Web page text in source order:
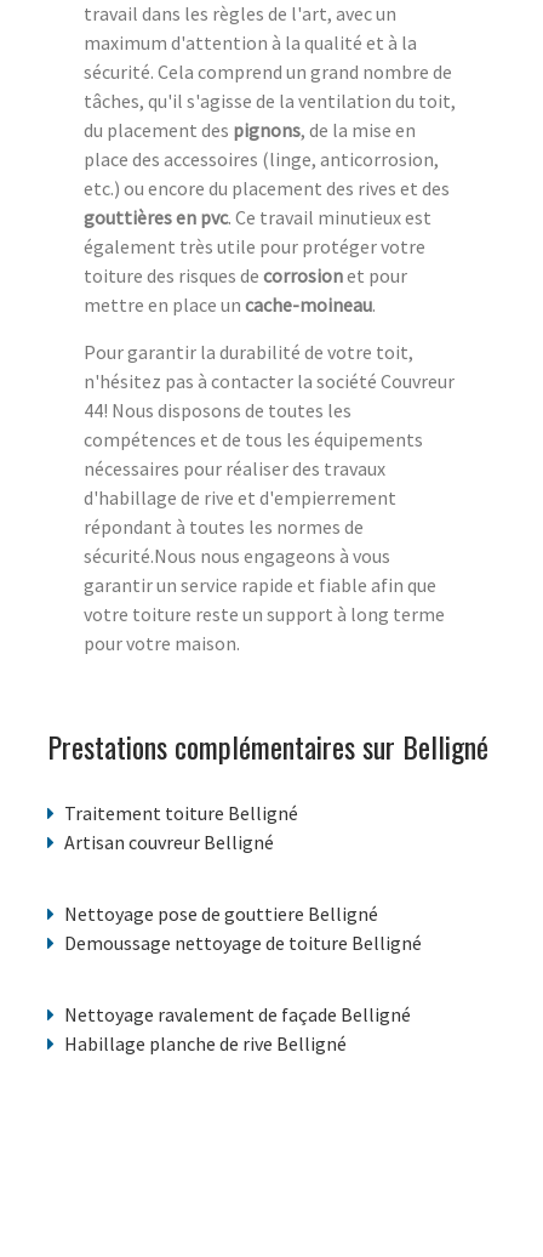
travail dans les règles de l'art, avec un
maximum d'attention à la qualité et à la
sécurité. Cela comprend un grand nombre de
tâches, qu'il s'agisse de la ventilation du toit,
du placement des pignons, de la mise en
place des accessoires (linge, anticorrosion,
etc.) ou encore du placement des rives et des
gouttières en pvc. Ce travail minutieux est
également très utile pour protéger votre
toiture des risques de corrosionet pour
mettre en place un cache-moineau.
Pour garantir la durabilité de votre toit,
n'hésitez pas à contacter la société Couvreur
44! Nous disposons de toutes les
compétences et de tous les équipements
nécessaires pour réaliser des travaux
d'habillage de rive et d'empierrement
répondant à toutes les normes de
sécurité.Nous nous engageons à vous
garantir un service rapide et fiable afin que
votre toiture reste un support à long terme
pour votre maison.
Prestations complémentaires sur Belligné
Traitement toiture Belligné
Artisan couvreur Belligné
Nettoyage pose de gouttiere Belligné
Demoussage nettoyage de toiture Belligné
Nettoyage ravalement de façade Belligné
Habillage planche de rive Belligné